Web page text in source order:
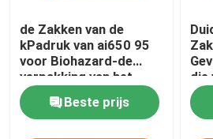
de Zakken van de
kPadruk van ai650 95
voor Biohazard-de
verpakking van het
Specimenvervoer
Beste prijs
die
het